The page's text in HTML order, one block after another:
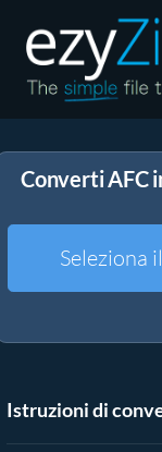
Decomprimi
Altri strumenti
Converti AFC
Seleziona
Istruzioni di